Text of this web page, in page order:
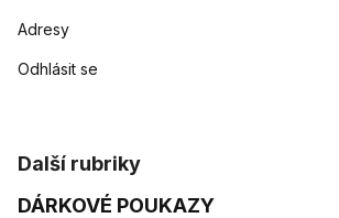
Adresy
Odhlásit se
Další rubriky
DÁRKOVÉ POUKAZY